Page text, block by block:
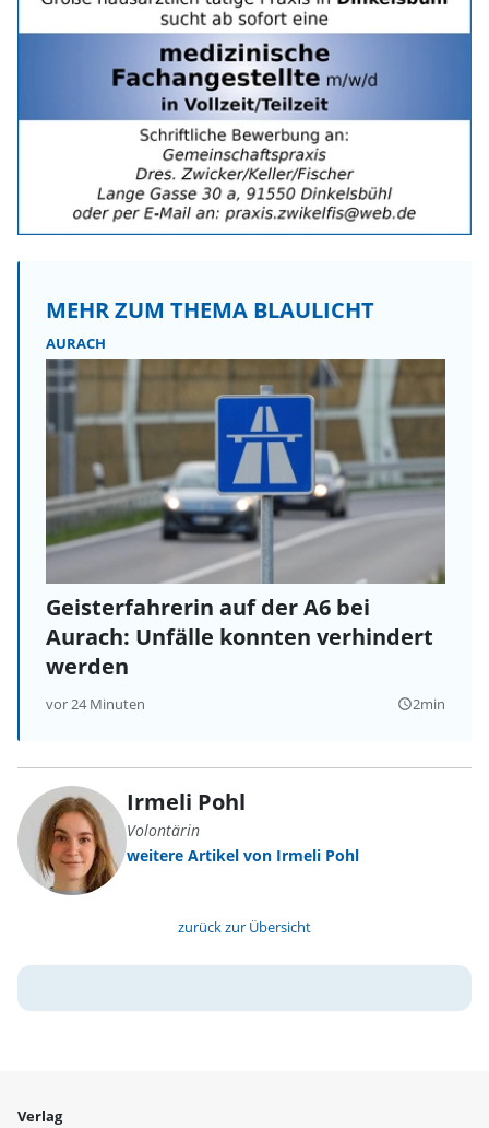
MEHR ZUM THEMA BLAULICHT
AURACH
Geisterfahrerin auf der A6 bei
Aurach: Unfälle konnten verhindert
werden
vor 24 Minuten query_builder2min
Irmeli Pohl
Volontärin
weitere Artikel von Irmeli Pohl
zurück zur Übersicht
Verlag